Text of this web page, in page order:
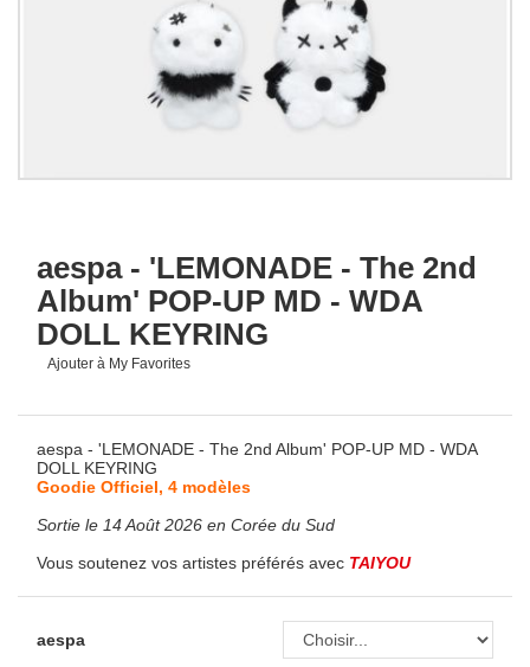
aespa - 'LEMONADE - The 2nd
Album' POP-UP MD - WDA
DOLL KEYRING
Ajouter à My Favorites
aespa - 'LEMONADE - The 2nd Album' POP-UP MD - WDA
DOLL KEYRING
Goodie Officiel, 4 modèles
Sortie le 14 Août 2026 en Corée du Sud
Vous soutenez vos artistes préférés avec TAIYOU
aespa